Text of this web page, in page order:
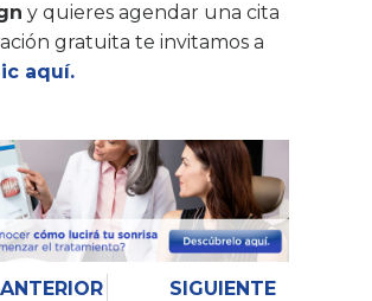
y quieres agendar una cita
gratuita te invitamos a
aquí.
SIGUIENTE